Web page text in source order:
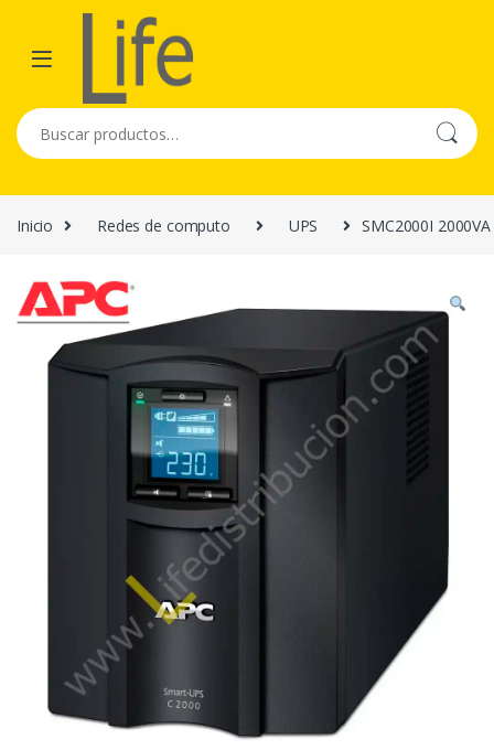
Skip to navigation
Skip to content
Buscar por:
Inicio Redes de computo UPS SMC2000I